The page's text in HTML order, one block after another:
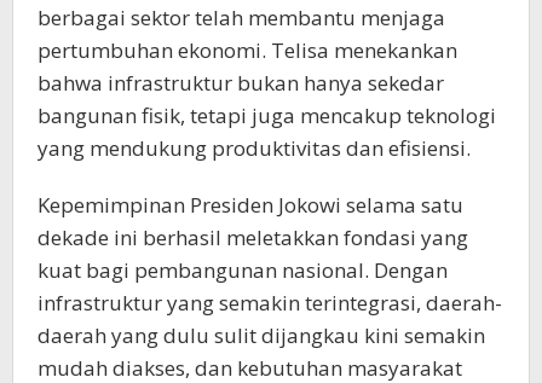
berbagai sektor telah membantu menjaga
pertumbuhan ekonomi. Telisa menekankan
bahwa infrastruktur bukan hanya sekedar
bangunan fisik, tetapi juga mencakup teknologi
yang mendukung produktivitas dan efisiensi.
Kepemimpinan Presiden Jokowi selama satu
dekade ini berhasil meletakkan fondasi yang
kuat bagi pembangunan nasional. Dengan
infrastruktur yang semakin terintegrasi, daerah-
daerah yang dulu sulit dijangkau kini semakin
mudah diakses, dan kebutuhan masyarakat